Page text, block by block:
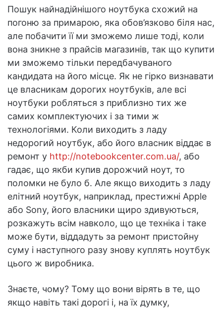
Пошук найнадійнішого ноутбука схожий на
погоню за примарою, яка обов’язково біля нас,
але побачити її ми зможемо лише тоді, коли
вона зникне з прайсів магазинів, так що купити
ми зможемо тільки передбачуваного
кандидата на його місце. Як не гірко визнавати
це власникам дорогих ноутбуків, але всі
ноутбуки робляться з приблизно тих же
самих комплектуючих і за тими ж
технологіями. Коли виходить з ладу
недорогий ноутбук, або його власник віддає в
ремонт у http://notebookcenter.com.ua/, або
гадає, що якби купив дорожчий ноут, то
поломки не було б. Але якщо виходить з ладу
елітний ноутбук, наприклад, престижні Apple
або Sony, його власники щиро здивуються,
розкажуть всім навколо, що це техніка і таке
може бути, віддадуть за ремонт пристойну
суму і наступного разу знову куплять ноутбук
цього ж виробника.
Знаєте, чому? Тому що вони вірять в те, що
якщо навіть такі дорогі і, на їх думку,